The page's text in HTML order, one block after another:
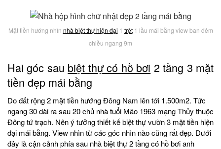
Mặt tiền hướng nhìn nhà biệt thự hiện đại 1 trệt1 lầu mái bằng view ban đêm
chiều ngang 9m
Hai góc sau biệt thự có hồ bơi 2 tầng 3 mặt
tiền đẹp mái bằng
Do đất rộng 2 mặt tiền hướng Đông Nam lên tới 1.500m2. Tức
ngang 30 dài ra sau 20 chủ nhà tuổi Mão 1963 mạng Thủy thuộc
Đông tứ trạch. Nên ý tưởng thiết kế biệt thự vườn 3 mặt tiền hiện
đại mái bằng. View nhìn từ các góc nhìn nào cũng rất đẹp. Dưới
đây là cận cảnh phía sau nhà biệt thự 2 tầng có hồ bơi anh